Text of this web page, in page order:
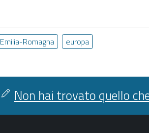
Emilia-Romagna europa
facebook
twitter
Non hai trovato quello